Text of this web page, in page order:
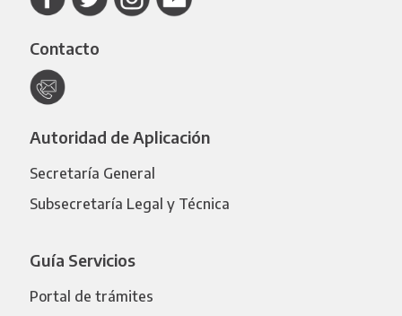
Contacto
Autoridad de Aplicación
Secretaría General
Subsecretaría Legal y Técnica
Guía Servicios
Portal de trámites